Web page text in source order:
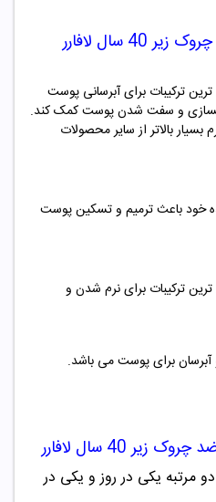
زیر 40 سال لافارر
ترکیبات برای آبرسانی پوست
و سفت شدن پوست کمک کند.
بالاتر از سایر محصولات
خود باعث ترمیم و تسکین پوست
ترکیبات برای نرم شدن و
آبرسان برای پوست می باشد.
چروک زیر 40 سال لافارر
مرتبه یکی در روز و یکی در